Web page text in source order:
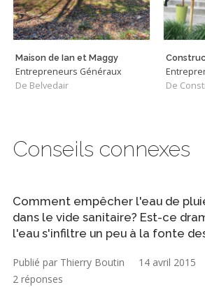
Maison de Ian et Maggy
Entrepreneurs Généraux
De Belvedair
De
Conseils connexes
Comment empêcher l'eau de
dans le vide sanitaire? Est-ce
l'eau s'infiltre un peu à la fonte
Publié par Thierry Boutin 14 avril 2015
2 réponses